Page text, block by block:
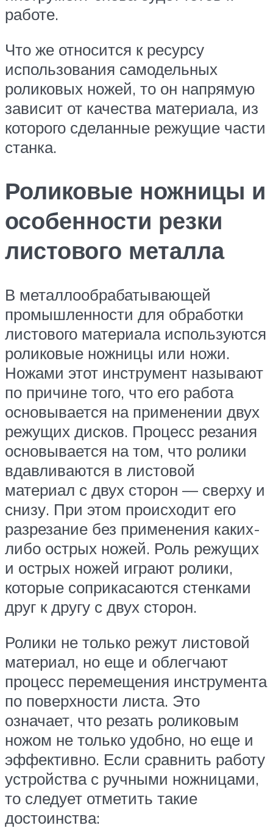
работе.
Что же относится к ресурсу
использования самодельных
роликовых ножей, то он напрямую
зависит от качества материала, из
которого сделанные режущие части
станка.
Роликовые ножницы и
особенности резки
листового металла
В металлообрабатывающей
промышленности для обработки
листового материала используются
роликовые ножницы или ножи.
Ножами этот инструмент называют
по причине того, что его работа
основывается на применении двух
режущих дисков. Процесс резания
основывается на том, что ролики
вдавливаются в листовой
материал с двух сторон — сверху и
снизу. При этом происходит его
разрезание без применения каких-
либо острых ножей. Роль режущих
и острых ножей играют ролики,
которые соприкасаются стенками
друг к другу с двух сторон.
Ролики не только режут листовой
материал, но еще и облегчают
процесс перемещения инструмента
по поверхности листа. Это
означает, что резать роликовым
ножом не только удобно, но еще и
эффективно. Если сравнить работу
устройства с ручными ножницами,
то следует отметить такие
достоинства: